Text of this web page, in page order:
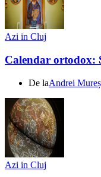
Azi in Cluj
Calendar ortodox:
De laAndrei
Azi in Cluj